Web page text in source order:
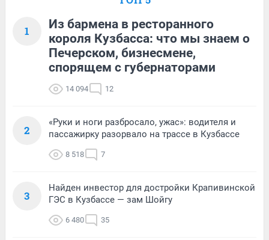
1
Из бармена в ресторанного
короля Кузбасса: что мы знаем о
Печерском, бизнесмене,
спорящем с губернаторами
14 094 12
2
«Руки и ноги разбросало, ужас»: водителя и
пассажирку разорвало на трассе в Кузбассе
8 518 7
3
Найден инвестор для достройки Крапивинской
ГЭС в Кузбассе — зам Шойгу
6 480 35